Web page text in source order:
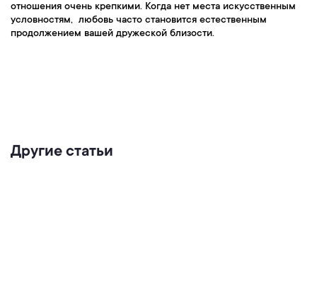
отношения очень крепкими. Когда нет места искусственным
условностям, любовь часто становится естественным
продолжением вашей дружеской близости.
Другие статьи